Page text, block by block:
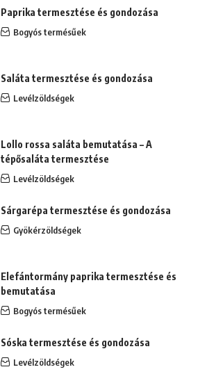
Paprika termesztése és gondozása
Bogyós termésűek
Saláta termesztése és gondozása
Levélzöldségek
Lollo rossa saláta bemutatása – A
tépősaláta termesztése
Levélzöldségek
Sárgarépa termesztése és gondozása
Gyökérzöldségek
Elefántormány paprika termesztése és
bemutatása
Bogyós termésűek
Sóska termesztése és gondozása
Levélzöldségek